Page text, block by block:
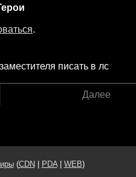
.
писать в лс
Далее
(CDN PDA| WEB)